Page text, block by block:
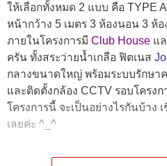
ให้เลือกทั้งหมด 2 แบบ คือ TYPE
หน้ากว้าง 5 เมตร 3 ห้องนอน 3 ห้
ภายในโครงการมี Club House แ
ครัน ทั้งสระว่ายน้ำเกลือ ฟิตเนส
กลางขนาดใหญ่ พร้อมระบบรักษา
และติดตั้งกล้อง CCTV รอบโครงก
โครงการนี้ จะเป็นอย่างไรกันบ้า
เลยค่ะ ^_^